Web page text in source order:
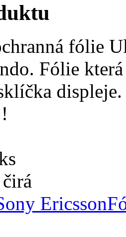
fólie
Fólie
čirá
Ericsson